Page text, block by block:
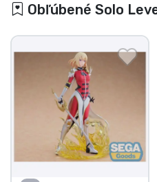
Obľúbené Solo